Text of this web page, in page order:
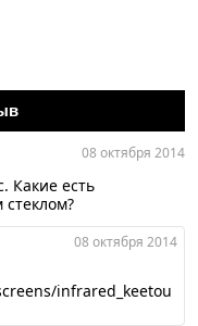
08 октября 2014
Какие есть
08 октября 2014
infrared_keetou